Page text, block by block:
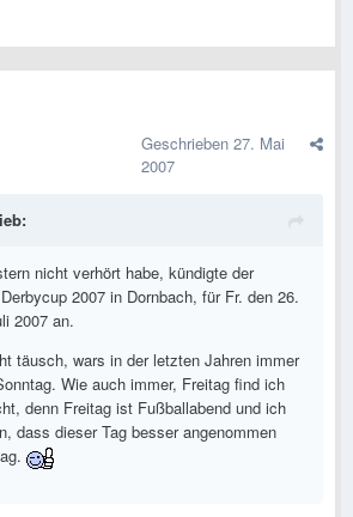
Geschrieben 27. Mai
2007
nicht verhört habe, kündigte der
2007 in Dornbach, für Fr. den 26.
2007 an.
täusch, wars in der letzten Jahren immer
Wie auch immer, Freitag find ich
denn Freitag ist Fußballabend und ich
dass dieser Tag besser angenommen